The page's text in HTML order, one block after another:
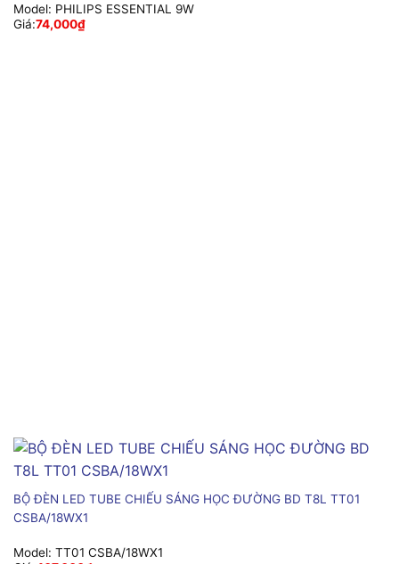
Model: PHILIPS ESSENTIAL 9W
Giá:74,000₫
BỘ ĐÈN LED TUBE CHIẾU SÁNG HỌC ĐƯỜNG BD T8L TT01
CSBA/18WX1
Model: TT01 CSBA/18WX1